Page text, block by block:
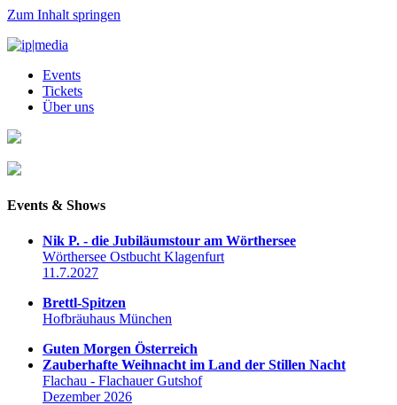
Zum Inhalt springen
Events
Tickets
Über uns
Events & Shows
Nik P. - die Jubiläumstour am Wörthersee
Wörthersee Ostbucht Klagenfurt
11.7.2027
Brettl-Spitzen
Hofbräuhaus München
Guten Morgen Österreich
Zauberhafte Weihnacht im Land der Stillen Nacht
Flachau - Flachauer Gutshof
Dezember 2026